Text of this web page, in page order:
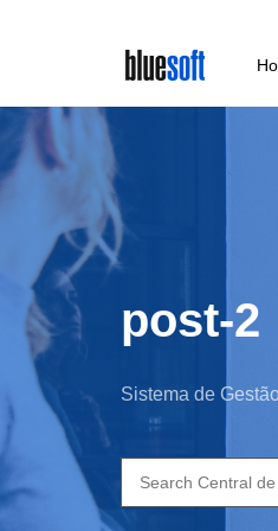
main
content
post-2
Sistema de
Search
for: